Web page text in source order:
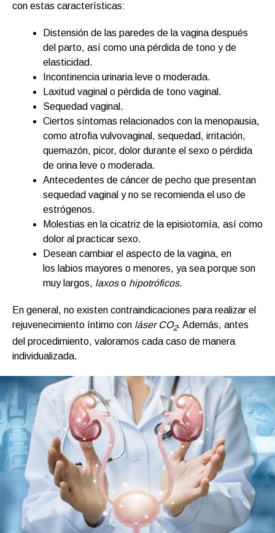
con estas características:
Distensión de las paredes de la vagina después
del parto, así como una pérdida de tono y de
elasticidad.
Incontinencia urinaria leve o moderada.
Laxitud vaginal o pérdida de tono vaginal.
Sequedad vaginal.
Ciertos síntomas relacionados con la menopausia,
como atrofia vulvovaginal, sequedad, irritación,
quemazón, picor, dolor durante el sexo o pérdida
de orina leve o moderada.
Antecedentes de cáncer de pecho que presentan
sequedad vaginal y no se recomienda el uso de
estrógenos.
Molestias en la cicatriz de la episiotomía, así como
dolor al practicar sexo.
Desean cambiar el aspecto de la vagina, en
los labios mayores o menores, ya sea porque son
muy largos, laxoso hipotróficos.
En general, no existen contraindicaciones para realizar el
rejuvenecimiento íntimo con láser CO2. Además, antes
del procedimiento, valoramos cada caso de manera
individualizada.